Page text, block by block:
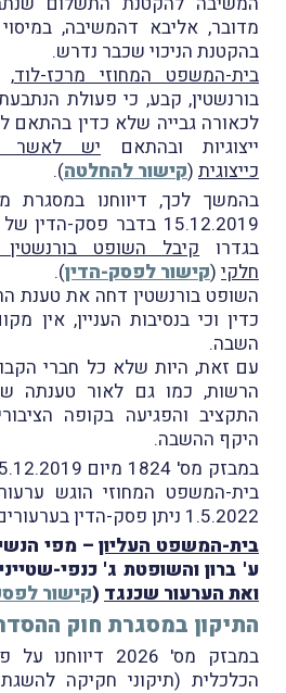
מדובר, אליבא דהמשיבה,
בהקטנת הניכוי שכבר נדרש.
בית-המשפט המחוזי מרכז-לוד,
בורנשטין, קבע, כי פעולת
ייצוגיות ובהתאם יש לאשר
כייצוגית (קישור להחלטה).
15.12.2019 בדבר פסק-
בגדרו קיבל השופט
חלקי (קישור לפסק-הדין).
השופט בורנשטין דחה את טענת
כדין וכי בנסיבות העניין, אין
השבה.
עם זאת, היות שלא כל חברי
הרשות, כמו גם לאור טענתה
התקציב והפגיעה בקופה
היקף ההשבה.
בית-המשפט המחוזי הוגש
1.5.2022 ניתן פסק-הדין בערעורים האמורים.
בית-המשפט העליון– מפי
ע' ברון והשופטת ג' כנפי-
ואת הערעור שכנגד (קישור
התיקון במסגרת חוק
במבזק מס' 2026
הכלכלית (תיקוני חקיקה